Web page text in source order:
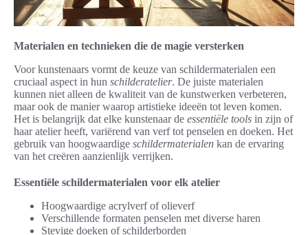
Materialen en technieken die de magie versterken
Voor kunstenaars vormt de keuze van schildermaterialen een
cruciaal aspect in hun schilderatelier. De juiste materialen
kunnen niet alleen de kwaliteit van de kunstwerken verbeteren,
maar ook de manier waarop artistieke ideeën tot leven komen.
Het is belangrijk dat elke kunstenaar de essentiële tools in zijn of
haar atelier heeft, variërend van verf tot penselen en doeken. Het
gebruik van hoogwaardige schildermaterialen kan de ervaring
van het creëren aanzienlijk verrijken.
Essentiële schildermaterialen voor elk atelier
Hoogwaardige acrylverf of olieverf
Verschillende formaten penselen met diverse haren
Stevige doeken of schilderborden